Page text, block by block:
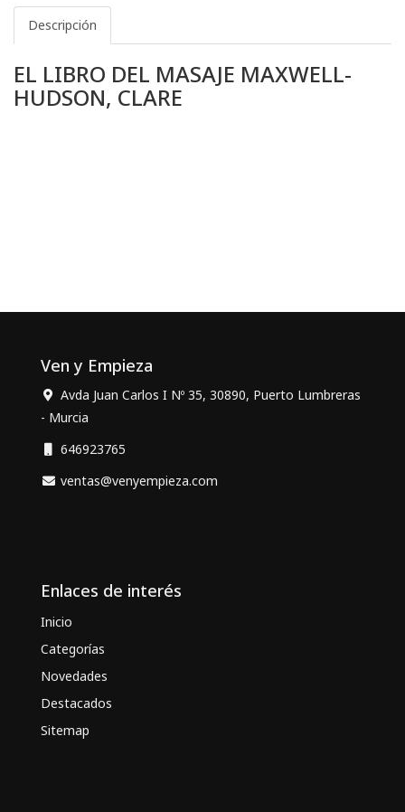
Descripción
EL LIBRO DEL MASAJE MAXWELL-
HUDSON, CLARE
Ven y Empieza
Avda Juan Carlos I Nº 35, 30890, Puerto Lumbreras
- Murcia
646923765
ventas@venyempieza.com
Enlaces de interés
Inicio
Categorías
Novedades
Destacados
Sitemap